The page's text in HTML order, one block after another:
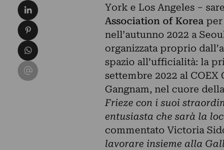
York e Los Angeles –
Association of Korea per
nell’autunno 2022 a
organizzata proprio
spazio all’ufficialità: la
settembre 2022 al
Gangnam, nel cuore
Frieze con i suoi
entusiasta che sarà la
commentato Victoria
lavorare insieme alla
Condividi su LinkedIn
Condividi su Pinterest
Condividi su WhatsApp
Condividi su Email